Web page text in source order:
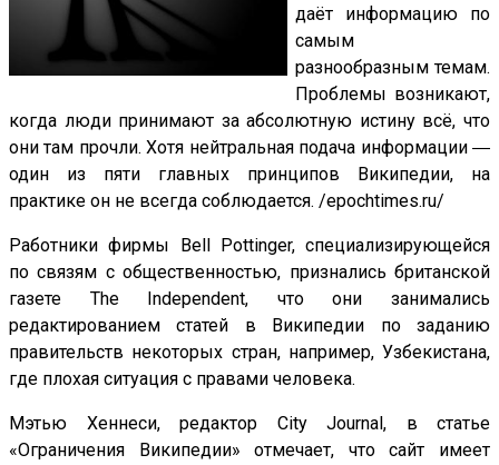
даёт информацию по
самым
разнообразным темам.
Проблемы возникают,
когда люди принимают за абсолютную истину всё, что
они там прочли. Хотя нейтральная подача информации ―
один из пяти главных принципов Википедии, на
практике он не всегда соблюдается. /epochtimes.ru/
Работники фирмы Bell Pottinger, специализирующейся
по связям с общественностью, признались британской
газете The Independent, что они занимались
редактированием статей в Википедии по заданию
правительств некоторых стран, например, Узбекистана,
где плохая ситуация с правами человека.
Мэтью Хеннеси, редактор City Journal, в статье
«Ограничения Википедии» отмечает, что сайт имеет